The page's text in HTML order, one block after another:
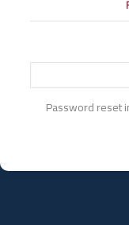
Password reset